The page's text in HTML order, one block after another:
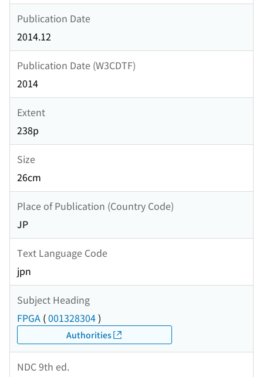
Publication Date
2014.12
Publication Date (W3CDTF)
2014
Extent
238p
Size
26cm
Place of Publication (Country Code)
JP
Text Language Code
jpn
Subject Heading
FPGA (001328304)
Authorities
NDC 9th ed.